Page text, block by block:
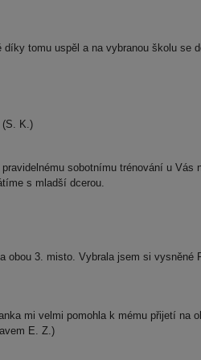
tomu uspěl a na vybranou školu se
(S. K.)
sobotnímu trénování u Vás
s mladší dcerou.
3. misto. Vybrala jsem si vysněné
mi velmi pomohla k mému přijetí na
E. Z.)